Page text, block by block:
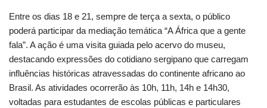
Entre os dias 18 e 21, sempre de terça a sexta, o público
poderá participar da mediação temática “A África que a gente
fala”. A ação é uma visita guiada pelo acervo do museu,
destacando expressões do cotidiano sergipano que carregam
influências históricas atravessadas do continente africano ao
Brasil. As atividades ocorrerão às 10h, 11h, 14h e 14h30,
voltadas para estudantes de escolas públicas e particulares